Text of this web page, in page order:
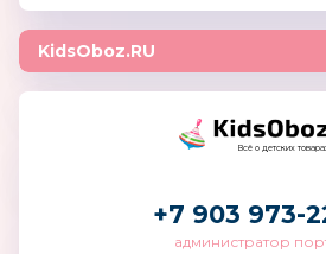
KidsOboz.RU
Всё о детских
+7 903 973-
администратор